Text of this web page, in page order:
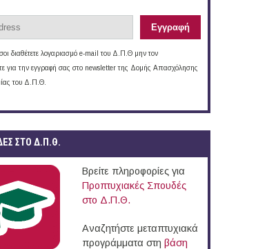
διαθέτετε λογαριασμό e-mail του Δ.Π.Θ μην τον
για την εγγραφή σας στο newsletter της Δομής Απασχόλησης
του Δ.Π.Θ.
ΣΤΟ Δ.Π.Θ.
Βρείτε πληροφορίες για
Προπτυχιακές Σπουδές
στο Δ.Π.Θ.
Αναζητήστε μεταπτυχιακά
προγράμματα στη βάση